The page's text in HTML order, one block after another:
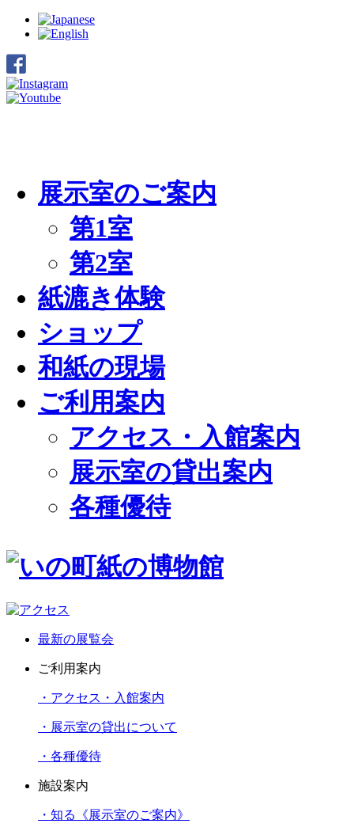
展示室のご案内
第1室
第2室
紙漉き体験
ショップ
和紙の現場
ご利用案内
アクセス・入館案内
展示室の貸出案内
各種優待
最新の展覧会
ご利用案内
・アクセス・入館案内
・展示室の貸出について
・各種優待
施設案内
・知る《展示室のご案内》